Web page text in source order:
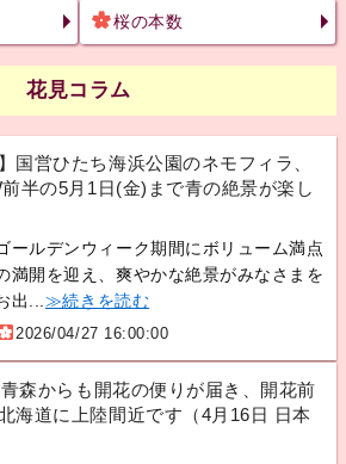
桜の本数
花見コラム
国営ひたち海浜公園のネモフィラ、
半の5月1日(金)まで青の絶景が楽し
ールデンウィーク期間にボリューム満点
満開を迎え、爽やかな絶景がみなさまを
出... ≫続きを読む
2026/04/27 16:00:00
青森からも開花の便りが届き、開花前
海道に上陸間近です（4月16日 日本